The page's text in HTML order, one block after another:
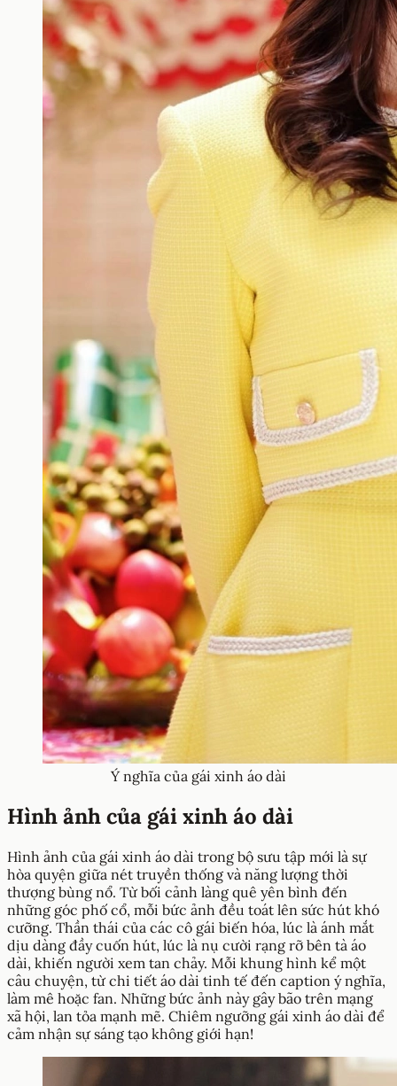
Ý nghĩa của gái xinh áo dài
Hình ảnh của gái xinh áo dài
Hình ảnh của gái xinh áo dài trong bộ sưu tập mới là sự
hòa quyện giữa nét truyền thống và năng lượng thời
thượng bùng nổ. Từ bối cảnh làng quê yên bình đến
những góc phố cổ, mỗi bức ảnh đều toát lên sức hút khó
cưỡng. Thần thái của các cô gái biến hóa, lúc là ánh mắt
dịu dàng đầy cuốn hút, lúc là nụ cười rạng rỡ bên tà áo
dài, khiến người xem tan chảy. Mỗi khung hình kể một
câu chuyện, từ chi tiết áo dài tinh tế đến caption ý nghĩa,
làm mê hoặc fan. Những bức ảnh này gây bão trên mạng
xã hội, lan tỏa mạnh mẽ. Chiêm ngưỡng gái xinh áo dài để
cảm nhận sự sáng tạo không giới hạn!